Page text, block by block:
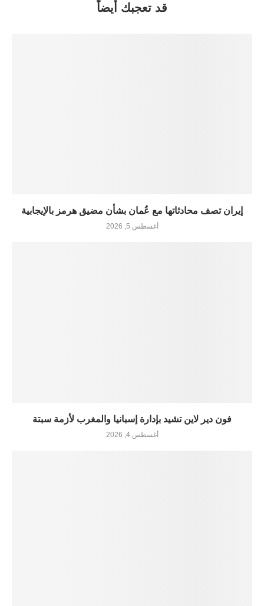
قد تعجبك أيضاً
إيران تصف محادثاتها مع عُمان بشأن مضيق هرمز بالإيجابية
أغسطس 5, 2026
فون دير لاين تشيد بإدارة إسبانيا والمغرب لأزمة سبتة
أغسطس 4, 2026